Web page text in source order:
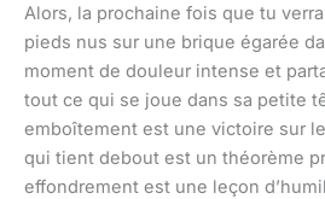
Alors, la prochaine fois que tu
pieds nus sur une brique égarée
moment de douleur intense et
tout ce qui se joue dans sa petite
emboîtement est une victoire sur
qui tient debout est un théorème
effondrement est une leçon